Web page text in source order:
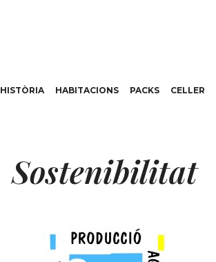
HISTÒRIA HABITACIONS PACKS CELLER
Sostenibilitat